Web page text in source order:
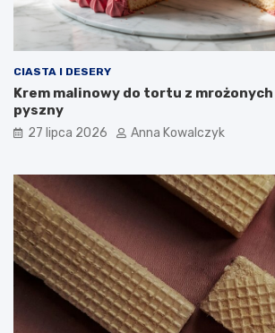
CIASTA I DESERY
Krem malinowy do tortu z
pyszny
27 lipca 2026 Anna Kowalczyk